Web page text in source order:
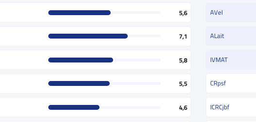
5,6
7,1
5,8
5,5
4,6
AVel
ALait
IVMAT
CRpsf
ICRCjbf